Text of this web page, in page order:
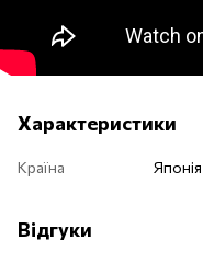
Характеристики
Країна Японія
Відгуки